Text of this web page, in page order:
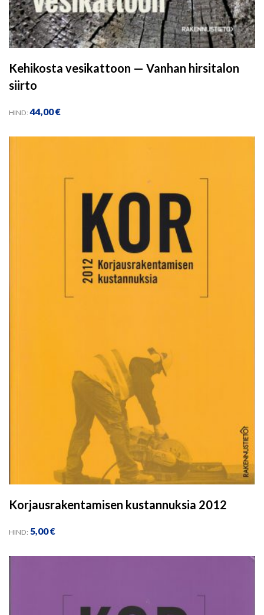
Kehikosta vesikattoon — Vanhan hirsitalon
siirto
HIND: 44,00€
Korjausrakentamisen kustannuksia 2012
HIND: 5,00€